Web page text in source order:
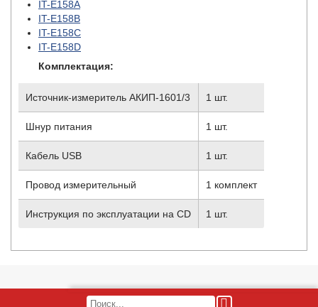
IT-E158A
IT-E158B
IT-E158C
IT-E158D
Комплектация:
Источник-измеритель АКИП-1601/3 1 шт.
Шнур питания 1 шт.
Кабель USB 1 шт.
Провод измерительный 1 комплект
Инструкция по эксплуатации на CD 1 шт.